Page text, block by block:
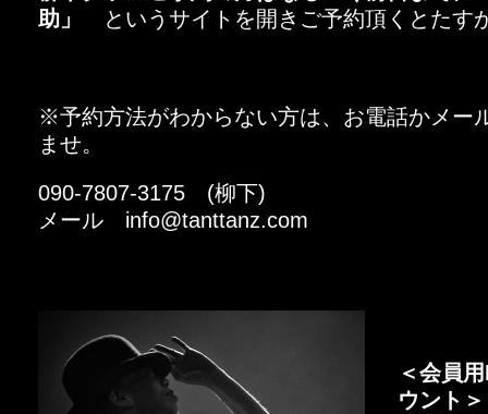
助」
というサイトを開きご予約頂くとたす
※予約方法がわからない方は、お電話かメー
ませ。
090-7807-3175 (柳下)
メール info@tanttanz.com
＜会員
ウント＞